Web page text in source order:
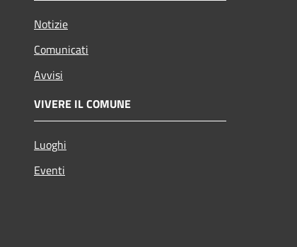
Notizie
Comunicati
Avvisi
VIVERE IL COMUNE
Luoghi
Eventi